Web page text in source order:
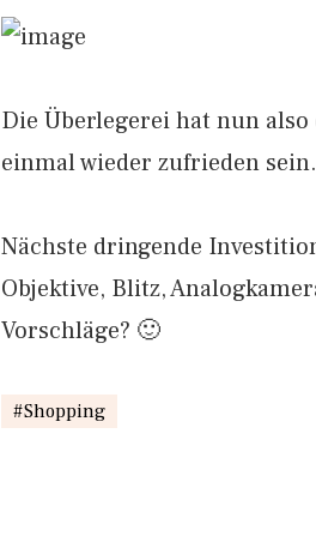
Die Überlegerei hat nun
einmal wieder zufrieden sein.
Nächste dringende
Objektive, Blitz,
Vorschläge? 🙂
Shopping